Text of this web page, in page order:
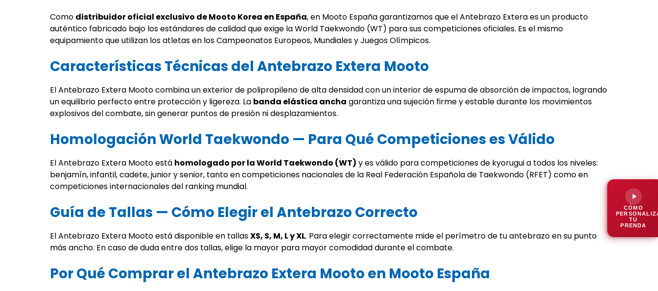
Como distribuidor oficial exclusivo de Mooto Korea en España, en Mooto España garantizamos que el Antebrazo Extera es un producto
auténtico fabricado bajo los estándares de calidad que exige la World Taekwondo (WT) para sus competiciones oficiales. Es el mismo
equipamiento que utilizan los atletas en los Campeonatos Europeos, Mundiales y Juegos Olímpicos.
Características Técnicas del Antebrazo Extera Mooto
El Antebrazo Extera Mooto combina un exterior de polipropileno de alta densidad con un interior de espuma de absorción de impactos, logrando
un equilibrio perfecto entre protección y ligereza. La banda elástica ancha garantiza una sujeción firme y estable durante los movimientos
explosivos del combate, sin generar puntos de presión ni desplazamientos.
Homologación World Taekwondo — Para Qué Competiciones es Válido
El Antebrazo Extera Mooto está homologado por la World Taekwondo (WT) y es válido para competiciones de kyorugui a todos los niveles:
benjamín, infantil, cadete, junior y senior, tanto en competiciones nacionales de la Real Federación Española de Taekwondo (RFET) como en
competiciones internacionales del ranking mundial.
Guía de Tallas — Cómo Elegir el Antebrazo Correcto
El Antebrazo Extera Mooto está disponible en tallasXS, S, M, L y XL. Para elegir correctamente mide el perímetro de tu antebrazo en su punto
más ancho. En caso de duda entre dos tallas, elige la mayor para mayor comodidad durante el combate.
Por Qué Comprar el Antebrazo Extera Mooto en Mooto España
CÓMO
TU
PRENDA